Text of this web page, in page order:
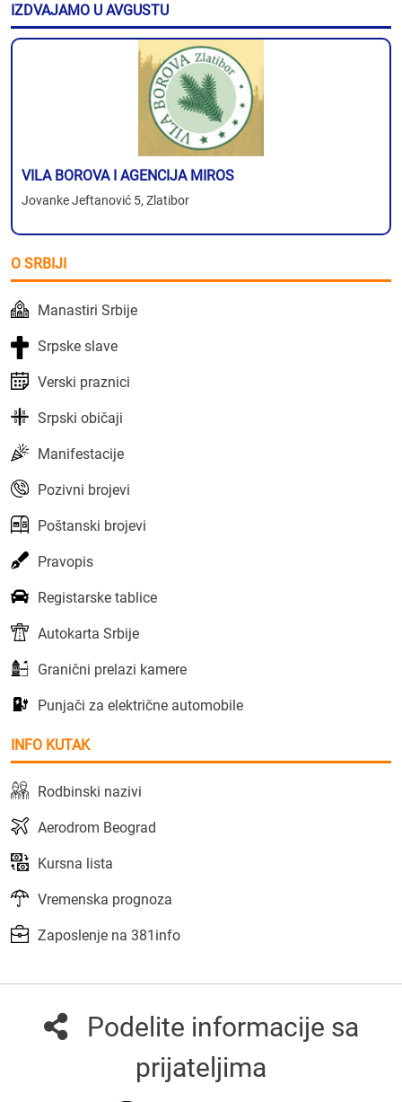
IZDVAJAMO U AVGUSTU
VILA BOROVA I AGENCIJA MIROS
Jovanke Jeftanović 5, Zlatibor
O SRBIJI
Manastiri Srbije
Srpske slave
Verski praznici
Srpski običaji
Manifestacije
Pozivni brojevi
Poštanski brojevi
Pravopis
Registarske tablice
Autokarta Srbije
Granični prelazi kamere
Punjači za električne automobile
INFO KUTAK
Rodbinski nazivi
Aerodrom Beograd
Kursna lista
Vremenska prognoza
Zaposlenje na 381info
Podelite informacije sa
prijateljima